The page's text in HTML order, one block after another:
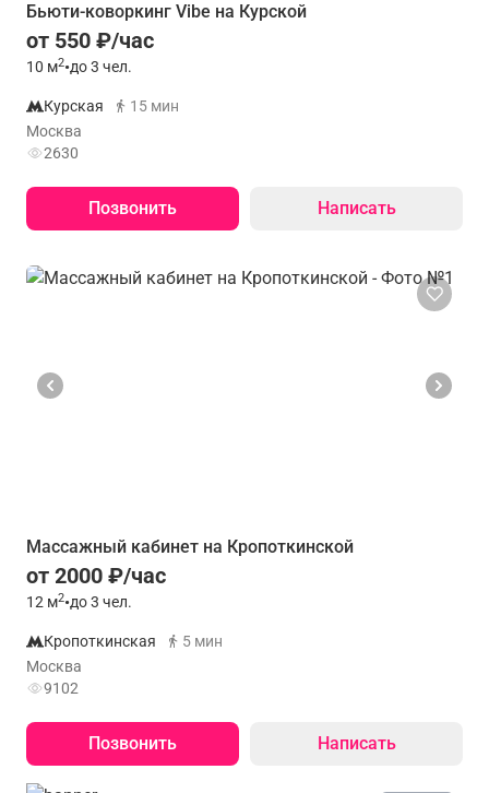
Бьюти-коворкинг Vibe на Курской
от 550 ₽/час
10 м2•до 3 чел.
Курская
15 мин
Москва
2630
Позвонить Написать
Массажный кабинет на Кропоткинской
от 2000 ₽/час
12 м2•до 3 чел.
Кропоткинская
5 мин
Москва
9102
Позвонить Написать